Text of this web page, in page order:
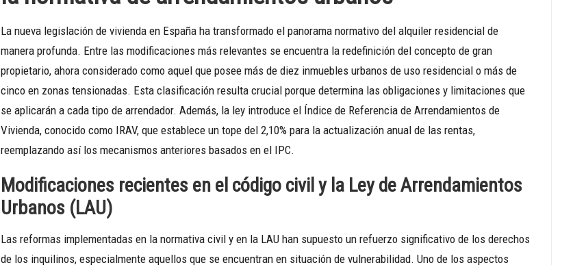
La nueva legislación de vivienda en España ha transformado el panorama normativo del alquiler residencial de
manera profunda. Entre las modificaciones más relevantes se encuentra la redefinición del concepto de gran
propietario, ahora considerado como aquel que posee más de diez inmuebles urbanos de uso residencial o más de
cinco en zonas tensionadas. Esta clasificación resulta crucial porque determina las obligaciones y limitaciones que
se aplicarán a cada tipo de arrendador. Además, la ley introduce el Índice de Referencia de Arrendamientos de
Vivienda, conocido como IRAV, que establece un tope del 2,10% para la actualización anual de las rentas,
reemplazando así los mecanismos anteriores basados en el IPC.
Modificaciones recientes en el código civil y la Ley de Arrendamientos
Urbanos (LAU)
Las reformas implementadas en la normativa civil y en la LAU han supuesto un refuerzo significativo de los derechos
de los inquilinos, especialmente aquellos que se encuentran en situación de vulnerabilidad. Uno de los aspectos